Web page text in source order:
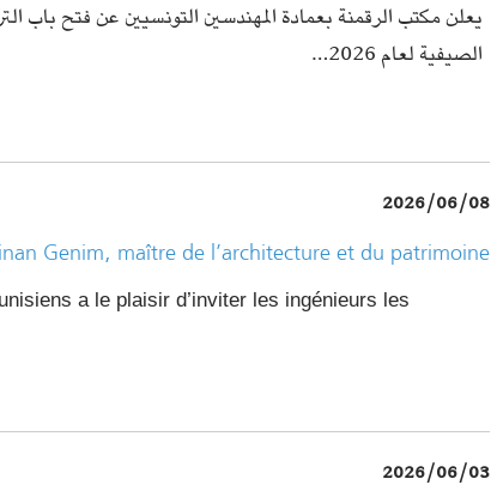
يعلن مكتب الرقمنة بعمادة المهندسين التونسيين عن فتح باب
الصيفية لعام 2026…
2026/06/08
Genim, maître de l’architecture et du patrimoine
a le plaisir d’inviter les ingénieurs les
2026/06/03